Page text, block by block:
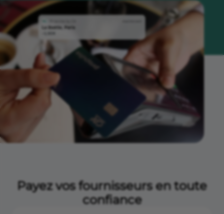
Payez vos fournisseurs en toute
confiance